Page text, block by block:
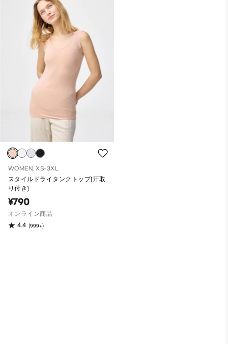
WOMEN, XS-3XL
スタイルドライタンクトップ(汗取
り付き)
¥790
オンライン商品
4.4 (999+)